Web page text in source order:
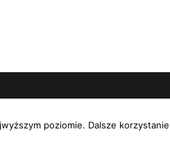
poziomie. Dalsze